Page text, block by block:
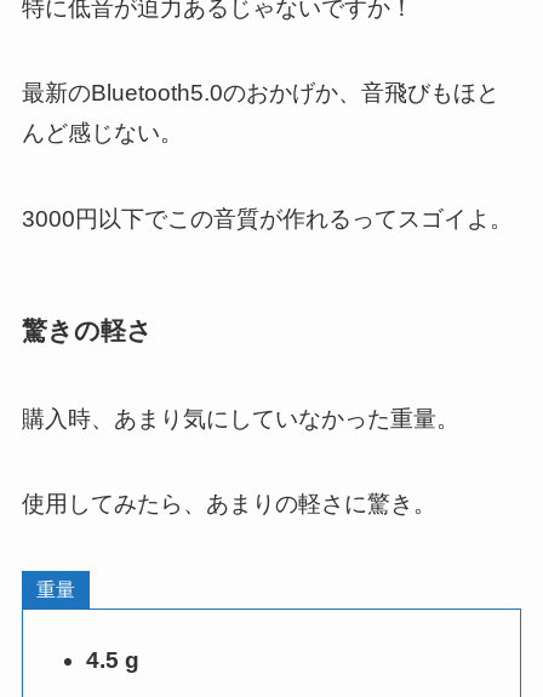
特に低音が迫力あるじゃないですか！
最新のBluetooth5.0のおかげか、音飛びもほと
んど感じない。
3000円以下でこの音質が作れるってスゴイよ。
驚きの軽さ
購入時、あまり気にしていなかった重量。
使用してみたら、あまりの軽さに驚き。
重量
4.5 g